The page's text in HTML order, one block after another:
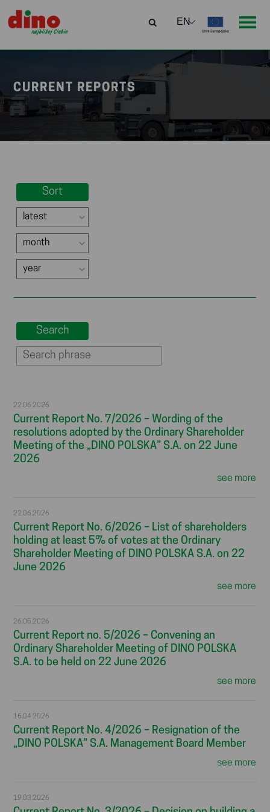
CURRENT REPORTS
22.06.2026
Current Report No. 7/2026 – Wording of the
resolutions adopted by the Ordinary Shareholder
Meeting of the „DINO POLSKA” S.A. on 22 June
2026
see more
22.06.2026
Current Report No. 6/2026 – List of shareholders
holding at least 5% of votes at the Ordinary
Shareholder Meeting of DINO POLSKA S.A. on 22
June 2026
see more
26.05.2026
Current Report no. 5/2026 – Convening an
Ordinary Shareholder Meeting of DINO POLSKA
S.A. to be held on 22 June 2026
see more
16.04.2026
Current Report No. 4/2026 – Resignation of the
„DINO POLSKA” S.A. Management Board Member
see more
19.03.2026